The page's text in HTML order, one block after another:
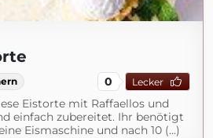
0 Lecker
Eistorte mit Raffaellos und
einfach zubereitet. Ihr benötigt
Eismaschine und nach 10 (...)